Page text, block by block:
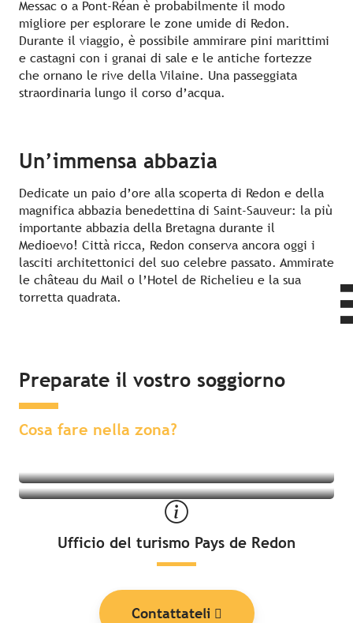
Messac o a Pont-Réan è probabilmente il modo
migliore per esplorare le zone umide di Redon.
Durante il viaggio, è possibile ammirare pini marittimi
e castagni con i granai di sale e le antiche fortezze
che ornano le rive della Vilaine. Una passeggiata
straordinaria lungo il corso d’acqua.
Un’immensa abbazia
Dedicate un paio d’ore alla scoperta di Redon e della
magnifica abbazia benedettina di Saint-Sauveur: la più
importante abbazia della Bretagna durante il
Medioevo! Città ricca, Redon conserva ancora oggi i
lasciti architettonici del suo celebre passato. Ammirate
le château du Mail o l’Hotel de Richelieu e la sua
torretta quadrata.
Preparate il vostro soggiorno
Cosa fare nella zona?
Soggiorno nelle vicinanze
Attività nelle vicinanze
Ufficio del turismo Pays de Redon
Contattateli